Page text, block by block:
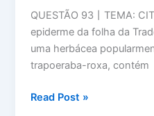
QUESTÃO 93丨TEMA:
epiderme da folha da
uma herbácea
trapoeraba-roxa, contém
QUESTÕES
Read Post »